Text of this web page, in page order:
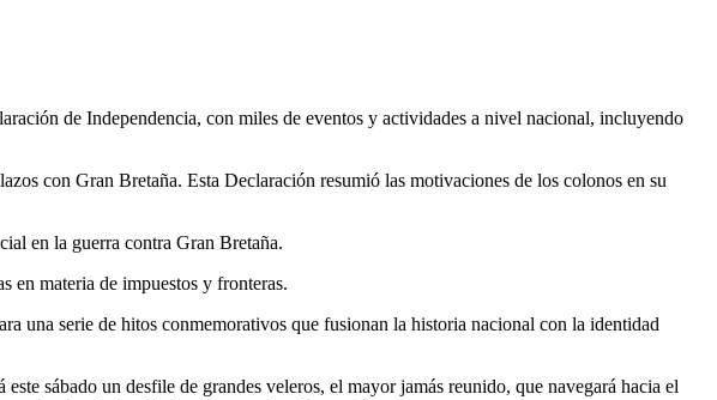
de Independencia, con miles de eventos y actividades a nivel nacional, incluyendo
con Gran Bretaña. Esta Declaración resumió las motivaciones de los colonos en su
en la guerra contra Gran Bretaña.
en materia de impuestos y fronteras.
una serie de hitos conmemorativos que fusionan la historia nacional con la identidad
sábado un desfile de grandes veleros, el mayor jamás reunido, que navegará hacia el